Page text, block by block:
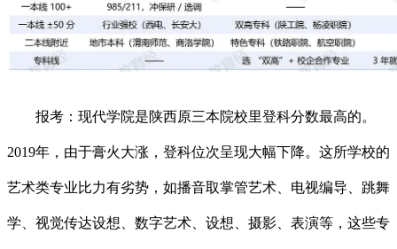
报考：现代学院是陕西原三本院校里登科分数最高的。
2019年，由于膏火大涨，登科位次呈现大幅下降。这所学校的
艺术类专业比力有劣势，如播音取掌管艺术、电视编导、跳舞
学、视觉传达设想、数字艺术、设想、摄影、表演等，这些专